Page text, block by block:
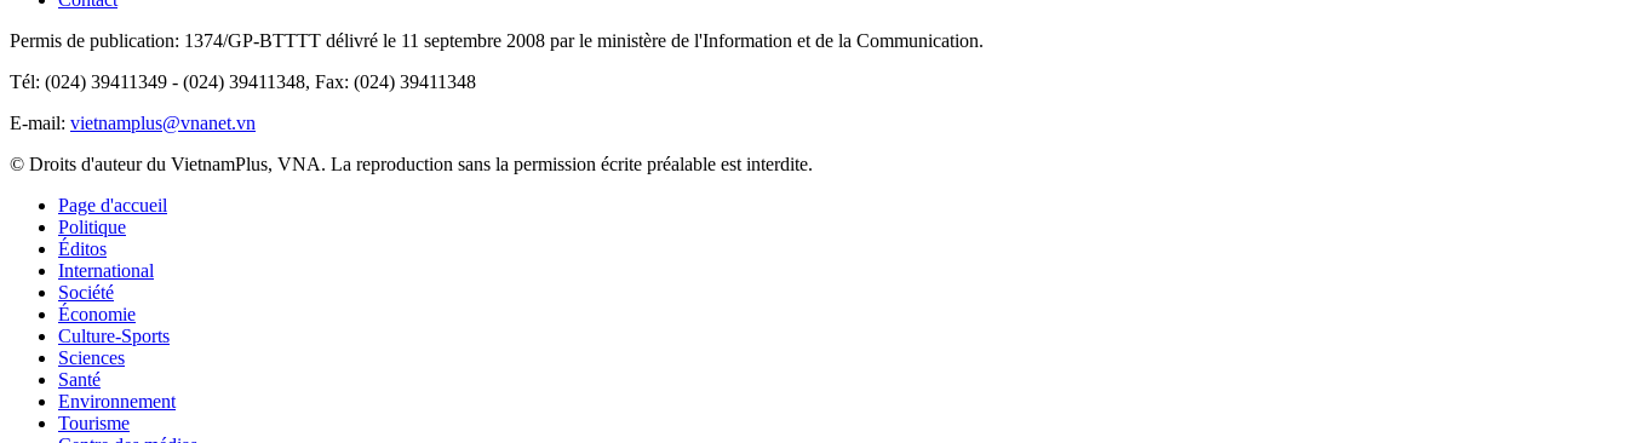
Permis de publication: 1374/GP-BTTTT délivré le 11 septembre 2008 par le ministère de l'Information et de la Communication.
Tél: (024) 39411349 - (024) 39411348, Fax: (024) 39411348
E-mail: vietnamplus@vnanet.vn
© Droits d'auteur du VietnamPlus, VNA. La reproduction sans la permission écrite préalable est interdite.
Page d'accueil
Politique
Éditos
International
Société
Économie
Culture-Sports
Sciences
Santé
Environnement
Tourisme